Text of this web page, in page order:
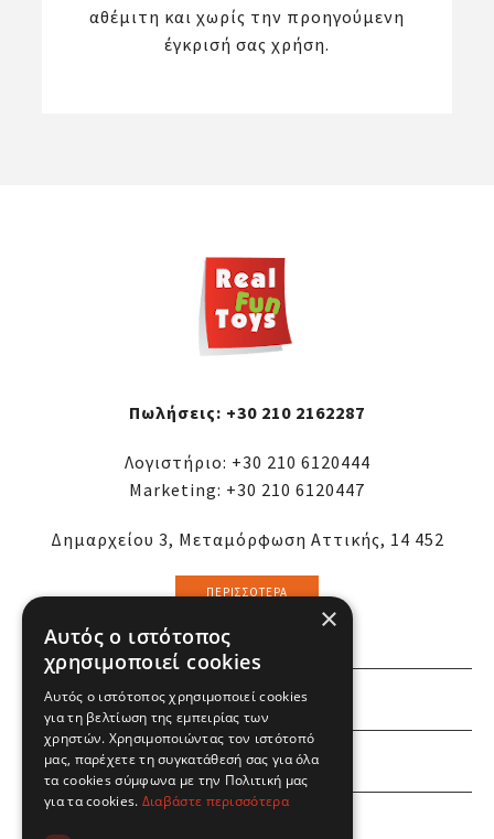
αθέμιτη και χωρίς την προηγούμενη
έγκρισή σας χρήση.
Πωλήσεις: +30 210 2162287
Λογιστήριο: +30 210 6120444
Marketing: +30 210 6120447
Δημαρχείου 3, Μεταμόρφωση Αττικής, 14 452
ΠΕΡΙΣΣΌΤΕΡΑ
ΕΜΕΙΣ
ΕΣΕΙΣ
×
Αυτός ο ιστότοπος
χρησιμοποιεί cookies
Αυτός ο ιστότοπος χρησιμοποιεί cookies
για τη βελτίωση της εμπειρίας των
χρηστών. Χρησιμοποιώντας τον ιστότοπό
μας, παρέχετε τη συγκατάθεσή σας για όλα
τα cookies σύμφωνα με την Πολιτική μας
για τα cookies. Διαβάστε περισσότερα